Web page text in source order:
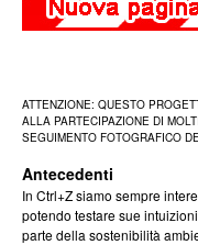
ATTENZIONE: QUESTO
ALLA PARTECIPAZIONE DI
SEGUIMENTO FOTOGRAFICO
Antecedenti
In Ctrl+Z siamo sempre
potendo testare sue
parte della sostenibilità